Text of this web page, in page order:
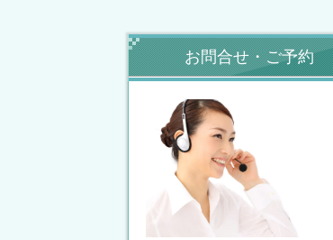
お問合せ・ご予約